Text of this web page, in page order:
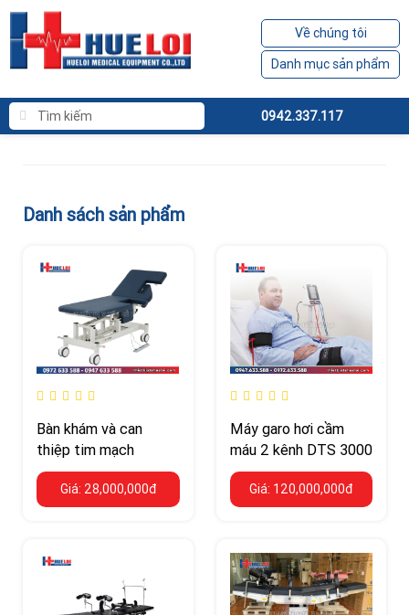
Về chúng tôi
Danh mục sản phẩm
0942.337.117
Danh sách sản phẩm
Bàn khám và can
thiệp tim mạch
Giá: 28,000,000đ
Máy garo hơi cầm
máu 2 kênh DTS 3000
Giá: 120,000,000đ